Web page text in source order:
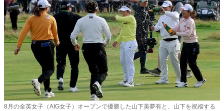
8月の全英女子（AIG女子）オープンで優勝した山下美夢有と、山下を祝福する